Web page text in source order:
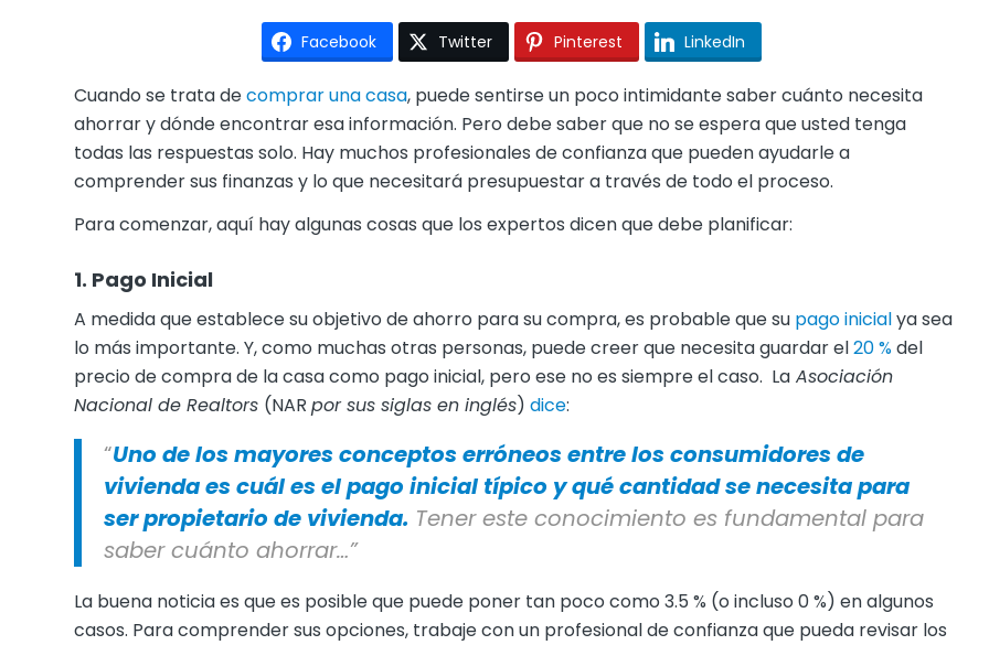
Facebook Twitter Pinterest LinkedIn
Cuando se trata decomprar una casa, puede sentirse un poco intimidante saber cuánto necesita
ahorrar y dónde encontrar esa información. Pero debe saber que no se espera que usted tenga
todas las respuestas solo. Hay muchos profesionales de confianza que pueden ayudarle a
comprender sus finanzas y lo que necesitará presupuestar a través de todo el proceso.
Para comenzar, aquí hay algunas cosas que los expertos dicen que debe planificar:
1. Pago Inicial
A medida que establece su objetivo de ahorro para su compra, es probable que su pago inicialya sea
lo más importante. Y, como muchas otras personas, puede creer que necesita guardar el20 %del
precio de compra de la casa como pago inicial, pero ese no es siempre el caso. La Asociación
Nacional de Realtors (NAR por sus siglas en inglés) dice:
“Uno de los mayores conceptos erróneos entre los consumidores de
vivienda es cuál es el pago inicial típico y qué cantidad se necesita para
ser propietario de vivienda. Tener este conocimiento es fundamental para
saber cuánto ahorrar…”
La buena noticia es que es posible que puede poner tan poco como 3.5 % (o incluso 0 %) en algunos
casos. Para comprender sus opciones, trabaje con un profesional de confianza que pueda revisar los